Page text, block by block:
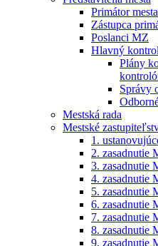
Primátor mesta
Zástupca
Poslanci MZ
Hlavný
Plány
Správy
Mestská rada
Mestské
1.
2. zasadnutie
3. zasadnutie
4. zasadnutie
5. zasadnutie
6. zasadnutie
7. zasadnutie
8. zasadnutie
9. zasadnutie